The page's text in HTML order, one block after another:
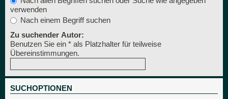
verwenden
Nach einem Begriff suchen
Zu suchender Autor:
Benutzen Sie ein * als Platzhalter für teilweise
Übereinstimmungen.
SUCHOPTIONEN